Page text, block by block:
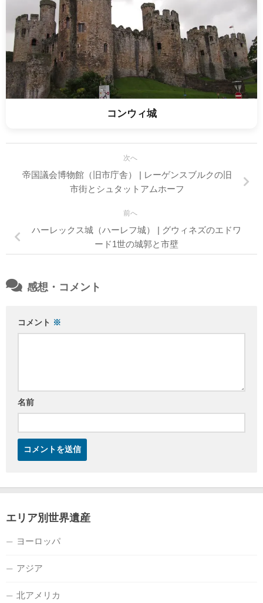
コンウィ城
次へ
帝国議会博物館（旧市庁舎） | レーゲンスブルクの旧
市街とシュタットアムホーフ
前へ
ハーレックス城（ハーレフ城） | グウィネズのエドワ
ード1世の城郭と市壁
感想・コメント
コメント ※
名前
エリア別世界遺産
ヨーロッパ
アジア
北アメリカ